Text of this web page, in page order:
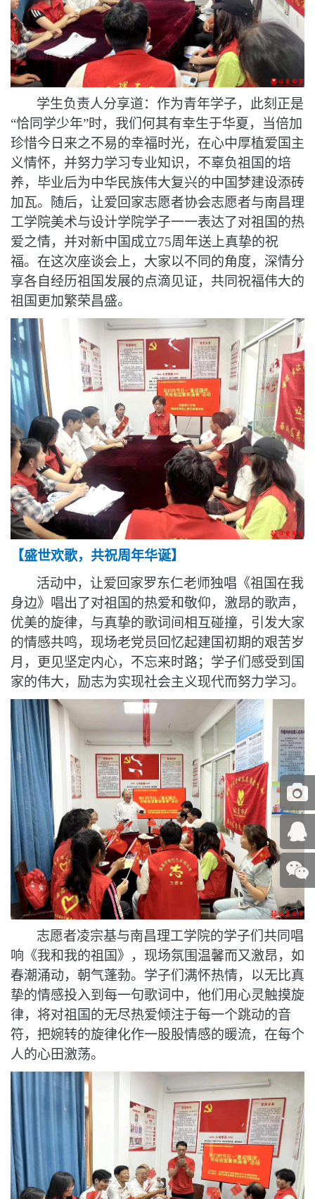
学生负责人分享道：作为青年学子，此刻正是
“恰同学少年”时，我们何其有幸生于华夏，当倍加
珍惜今日来之不易的幸福时光，在心中厚植爱国主
义情怀，并努力学习专业知识，不辜负祖国的培
养，毕业后为中华民族伟大复兴的中国梦建设添砖
加瓦。
随后，让爱回家志愿者协会志愿者与南昌理
工学院美术与设计学院学子一一表达了对祖国的热
爱之情， 并对新中国成立75周年送上真挚的祝
福。 在这次座谈会上， 大家以不同的角度， 深情分
享各自经历祖国发展的点滴见证，共同祝福伟大的
祖国更加繁荣昌盛。
【盛世欢歌，共祝周年华诞】
活动中，让爱回家罗东仁老师独唱《祖国在我
身边》唱出了对祖国的热爱和敬仰，激昂的歌声，
优美的旋律，与真挚的歌词间相互碰撞，引发大家
的情感共鸣，现场老党员回忆起建国初期的艰苦岁
月，更见坚定内心， 不忘来时路；学子们感受到国
家的伟大，励志为实现社会主义现代而努力学习。
志愿者凌宗基与南昌理工学院的学子们共同唱
响《我和我的祖国》，现场氛围温馨而又激昂，如
春潮涌动，朝气蓬勃。学子们满怀热情，以无比真
挚的情感投入到每一句歌词中，他们用心灵触摸旋
律，将对祖国的无尽热爱倾注于每一个跳动的音
符， 把婉转的旋律化作一股股情感的暖流，在每个
人的心田激荡。